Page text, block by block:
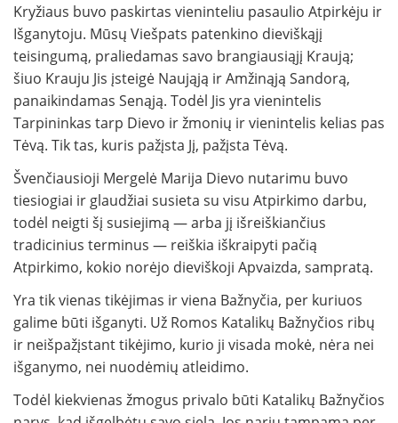
Kryžiaus buvo paskirtas vieninteliu pasaulio Atpirkėju ir
Išganytoju. Mūsų Viešpats patenkino dieviškąjį
teisingumą, praliedamas savo brangiausiąjį Kraują;
šiuo Krauju Jis įsteigė Naująją ir Amžinąją Sandorą,
panaikindamas Senąją. Todėl Jis yra vienintelis
Tarpininkas tarp Dievo ir žmonių ir vienintelis kelias pas
Tėvą. Tik tas, kuris pažįsta Jį, pažįsta Tėvą.
Švenčiausioji Mergelė Marija Dievo nutarimu buvo
tiesiogiai ir glaudžiai susieta su visu Atpirkimo darbu,
todėl neigti šį susiejimą — arba jį išreiškiančius
tradicinius terminus — reiškia iškraipyti pačią
Atpirkimo, kokio norėjo dieviškoji Apvaizda, sampratą.
Yra tik vienas tikėjimas ir viena Bažnyčia, per kuriuos
galime būti išganyti. Už Romos Katalikų Bažnyčios ribų
ir neišpažįstant tikėjimo, kurio ji visada mokė, nėra nei
išganymo, nei nuodėmių atleidimo.
Todėl kiekvienas žmogus privalo būti Katalikų Bažnyčios